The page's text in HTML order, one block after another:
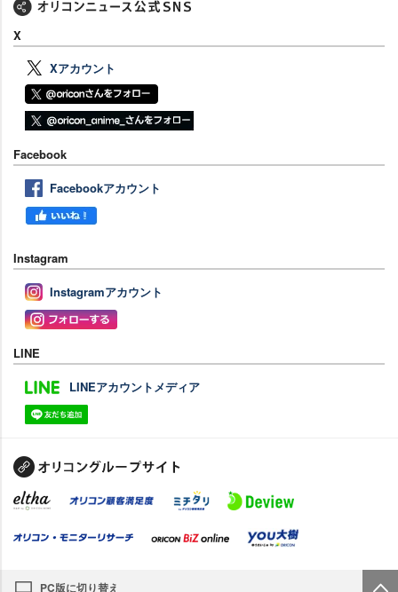
X
Xアカウント
Facebook
Facebookアカウント
Instagram
Instagramアカウント
LINE
LINEアカウントメディア
PC版に切り替え